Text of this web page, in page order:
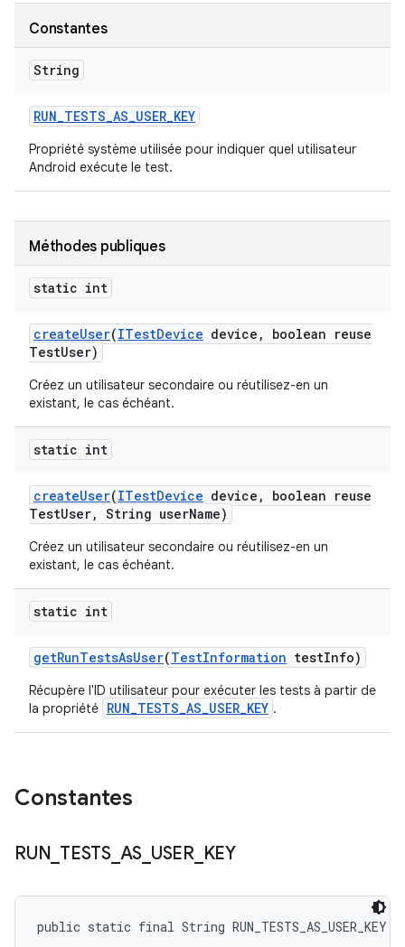
Constantes
String
RUN_TESTS_AS_USER_KEY
Propriété système utilisée pour indiquer quel utilisateur
Android exécute le test.
Méthodes publiques
static int
createUser(ITestDevice device ,
boolean reuse
TestUser)
Créez un utilisateur secondaire ou réutilisez-en un
existant, le cas échéant.
static int
createUser(ITestDevice device ,
boolean reuse
TestUser, String userName)
Créez un utilisateur secondaire ou réutilisez-en un
existant, le cas échéant.
static int
getRunTestsAsUser(TestInformation testInfo)
Récupère l'ID utilisateur pour exécuter les tests à partir de
la propriété RUN_TESTS_AS_USER_KEY .
Constantes
RUN TESTS_ AS USER_ KEY
public static final String RUN_TESTS_AS_USER_KEY